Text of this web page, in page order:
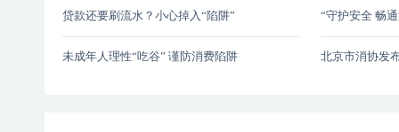
总局通报
贷款还要刷流水？小心掉入“陷阱”
未成年人理性“吃谷” 谨防消费陷阱
“守护安全 畅
北京市消协发